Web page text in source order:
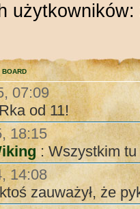
użytkowników:
BOARD